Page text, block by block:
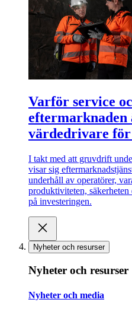
Varför service
värdedrivare
I takt med att gruvdrift
visar sig
underhåll av operatörer,
produktiviteten,
på investeringen.
Nyheter och resurser
Nyheter och resurser
Nyheter och media